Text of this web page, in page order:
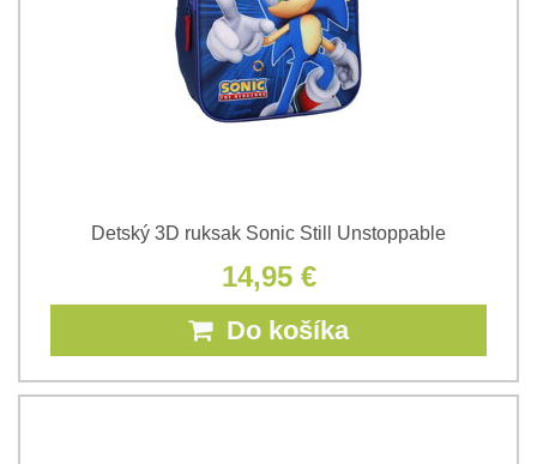
Detský 3D ruksak Sonic Still Unstoppable
14,95 €
Do košíka